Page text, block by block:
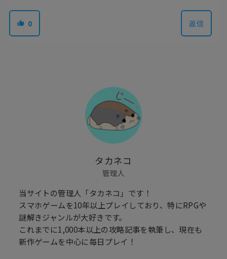
0 返信
タカネコ
管理人
当サイトの管理人「タカネコ」です！
スマホゲームを10年以上プレイしており、特にRPGや
謎解きジャンルが大好きです。
これまでに1,000本以上の攻略記事を執筆し、現在も
新作ゲームを中心に毎日プレイ！